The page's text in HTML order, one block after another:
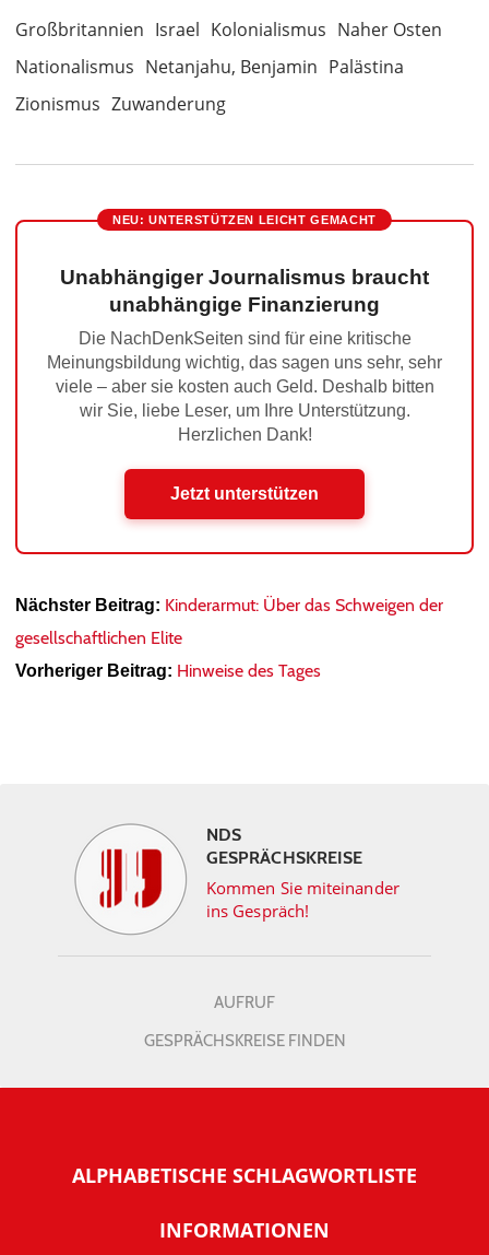
Großbritannien Israel Kolonialismus Naher Osten
Nationalismus Netanjahu, Benjamin Palästina
Zionismus Zuwanderung
NEU: UNTERSTÜTZEN LEICHT GEMACHT
Unabhängiger Journalismus braucht
unabhängige Finanzierung
Die NachDenkSeiten sind für eine kritische
Meinungsbildung wichtig, das sagen uns sehr, sehr
viele – aber sie kosten auch Geld. Deshalb bitten
wir Sie, liebe Leser, um Ihre Unterstützung.
Herzlichen Dank!
Jetzt unterstützen
Nächster Beitrag: Kinderarmut: Über das Schweigen der
gesellschaftlichen Elite
Vorheriger Beitrag: Hinweise des Tages
NDS
GESPRÄCHSKREISE
Kommen Sie miteinander
ins Gespräch!
AUFRUF
GESPRÄCHSKREISE FINDEN
ALPHABETISCHE SCHLAGWORTLISTE
INFORMATIONEN